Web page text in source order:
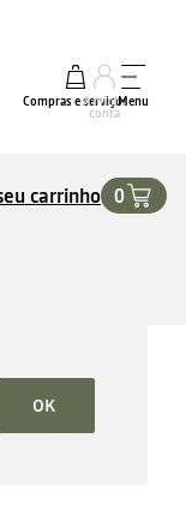
Compras e serviços
A minha
conta
Menu
carrinho 0
OK